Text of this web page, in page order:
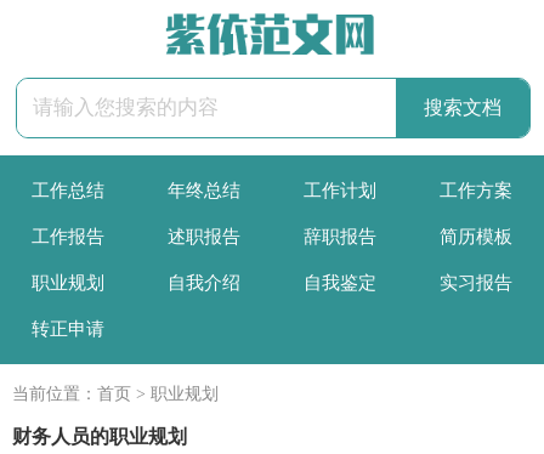
工作总结 年终总结 工作计划 工作方案
工作报告 述职报告 辞职报告 简历模板
职业规划 自我介绍 自我鉴定 实习报告
转正申请
当前位置： 首页 > 职业规划
财务人员的职业规划